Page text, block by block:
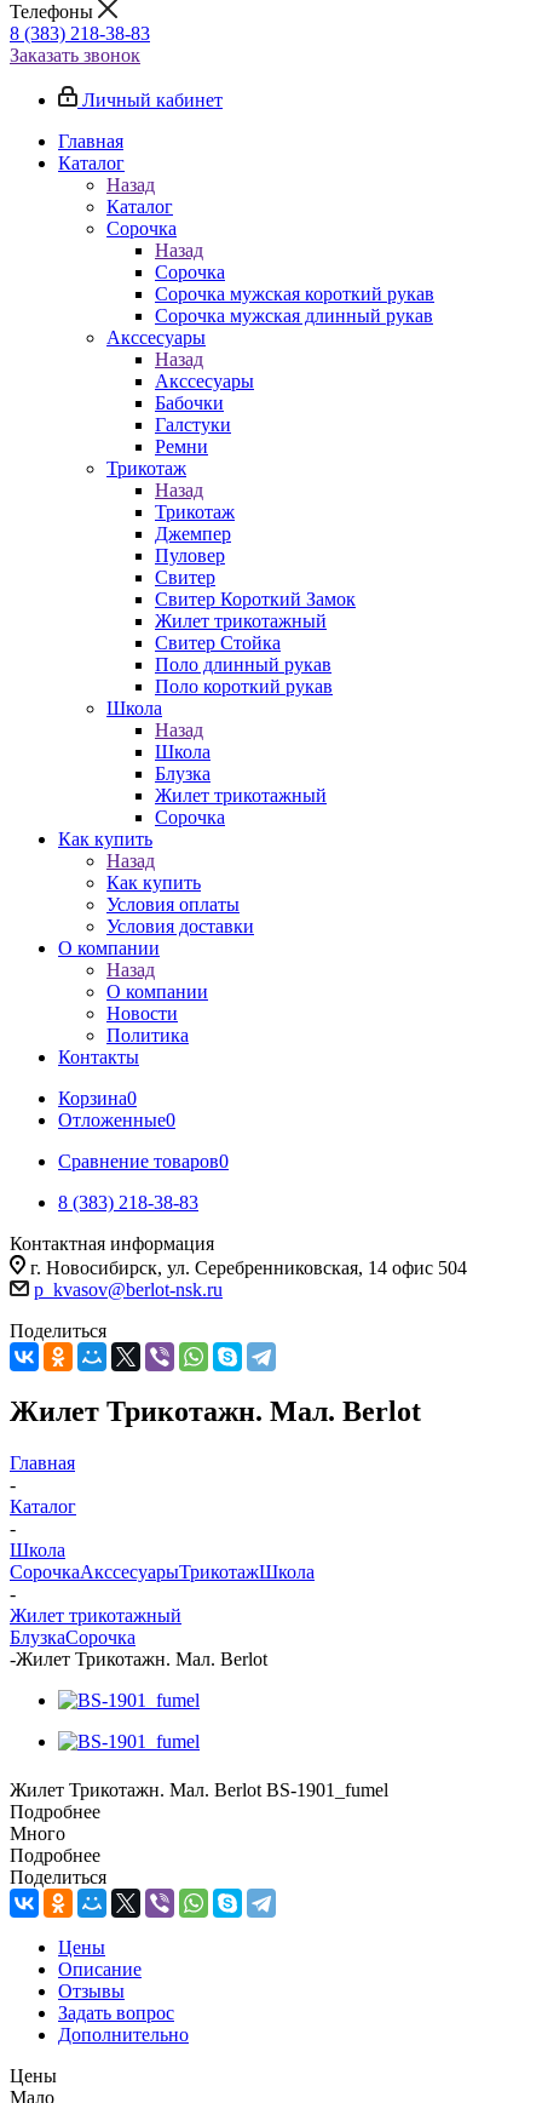
Телефоны
8 (383) 218-38-83
Заказать звонок
Личный кабинет
Главная
Каталог
Назад
Каталог
Сорочка
Назад
Сорочка
Сорочка мужская короткий рукав
Сорочка мужская длинный рукав
Акссесуары
Назад
Акссесуары
Бабочки
Галстуки
Ремни
Трикотаж
Назад
Трикотаж
Джемпер
Пуловер
Свитер
Свитер Короткий Замок
Жилет трикотажный
Свитер Стойка
Поло длинный рукав
Поло короткий рукав
Школа
Назад
Школа
Блузка
Жилет трикотажный
Сорочка
Как купить
Назад
Как купить
Условия оплаты
Условия доставки
О компании
Назад
О компании
Новости
Политика
Контакты
Корзина0
Отложенные0
Сравнение товаров0
8 (383) 218-38-83
Контактная информация
г. Новосибирск, ул. Серебренниковская, 14 офис 504
p_kvasov@berlot-nsk.ru
Поделиться
Жилет Трикотажн. Мал. Berlot
Главная
-
Каталог
-
Школа
СорочкаАкссесуарыТрикотажШкола
-
Жилет трикотажный
БлузкаСорочка
-Жилет Трикотажн. Мал. Berlot
Жилет Трикотажн. Мал. Berlot BS-1901_fumel
Подробнее
Много
Подробнее
Поделиться
Цены
Описание
Отзывы
Задать вопрос
Дополнительно
Цены
Мало